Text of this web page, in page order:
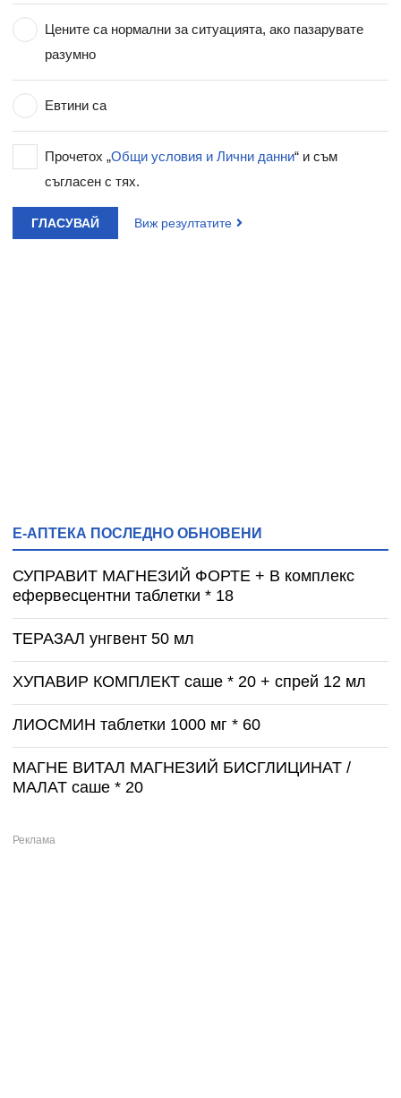
Цените са нормални за ситуацията, ако пазарувате
разумно
Евтини са
Прочетох „Общи условия и Лични данни“ и съм
съгласен с тях.
ГЛАСУВАЙ Виж резултатите
Е-АПТЕКА ПОСЛЕДНО ОБНОВЕНИ
СУПРАВИТ МАГНЕЗИЙ ФОРТЕ + B комплекс
ефервесцентни таблетки * 18
ТЕРАЗАЛ унгвент 50 мл
ХУПАВИР КОМПЛЕКТ саше * 20 + спрей 12 мл
ЛИОСМИН таблетки 1000 мг * 60
МАГНЕ ВИТАЛ МАГНЕЗИЙ БИСГЛИЦИНАТ /
МАЛАТ саше * 20